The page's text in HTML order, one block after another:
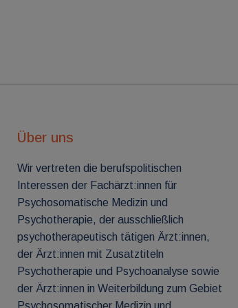
Über uns
Wir vertreten die berufspolitischen
Interessen der Fachärzt:innen für
Psychosomatische Medizin und
Psychotherapie, der ausschließlich
psychotherapeutisch tätigen Ärzt:innen,
der Ärzt:innen mit Zusatztiteln
Psychotherapie und Psychoanalyse sowie
der Ärzt:innen in Weiterbildung zum Gebiet
Psychosomatischer Medizin und